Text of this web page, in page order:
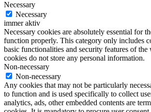
Necessary
Necessary
immer aktiv
Necessary cookies are absolutely essential for
function properly. This category only includes
basic functionalities and security features of the
cookies do not store any personal information.
Non-necessary
Non-necessary
Any cookies that may not be particularly
to function and is used specifically to collect
analytics, ads, other embedded contents are